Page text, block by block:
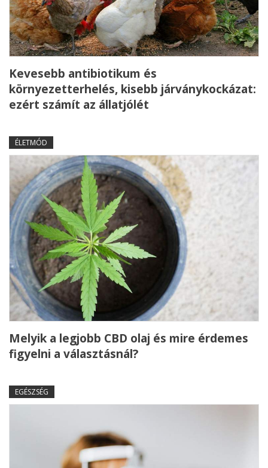
Kevesebb antibiotikum és
környezetterhelés, kisebb járványkockázat:
ezért számít az állatjólét
ÉLETMÓD
Melyik a legjobb CBD olaj és mire érdemes
figyelni a választásnál?
EGÉSZSÉG